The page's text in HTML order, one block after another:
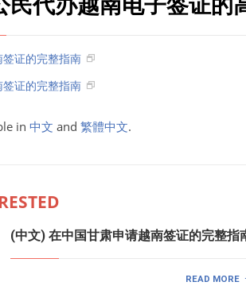
证的完整指南
证的完整指南
in 中文 and 繁體中文.
(中文) 在中国甘肃申请越南签证的完整指
READ MORE